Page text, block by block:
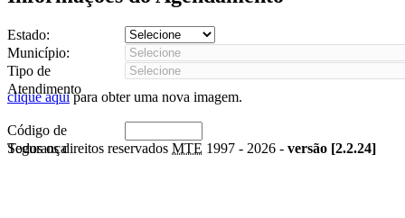
Estado:
Município:
Tipo de
Atendimento
clique aquipara obter uma nova imagem.
Código de
Segurança
Todos os direitos reservados MTE 1997 - 2026 - versão [2.2.24]